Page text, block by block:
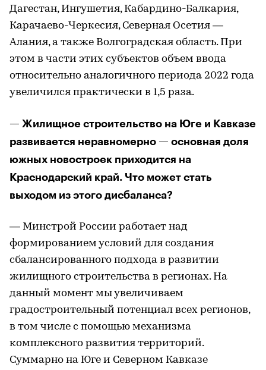
Дагестан, Ингушетия, Кабардино-Балкария,
Карачаево-Черкесия, Северная Осетия —
Алания, а также Волгоградская область. При
этом в части этих субъектов объем ввода
относительно аналогичного периода 2022 года
увеличился практически в 1,5 раза.
— Жилищное строительство на Юге и Кавказе
развивается неравномерно — основная доля
южных новостроек приходится на
Краснодарский край. Что может стать
выходом из этого дисбаланса?
— Минстрой России работает над
формированием условий для создания
сбалансированного подхода в развитии
жилищного строительства в регионах. На
данный момент мы увеличиваем
градостроительный потенциал всех регионов,
в том числе с помощью механизма
комплексного развития территорий.
Суммарно на Юге и Северном Кавказе